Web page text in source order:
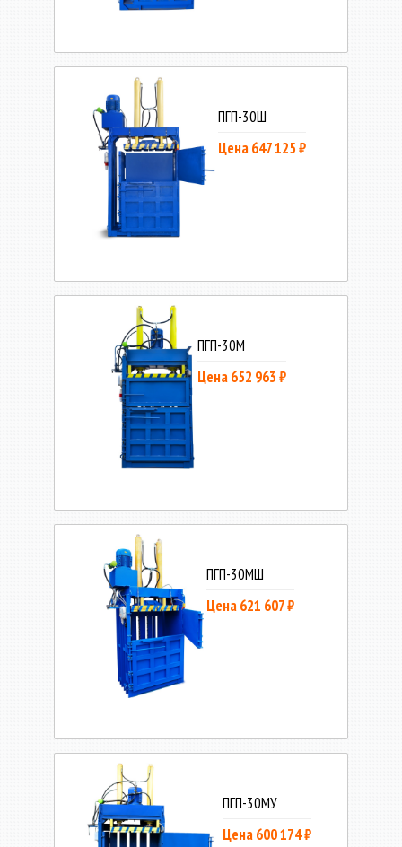
ПГП-30Ш
Цена 647 125 ₽
ПГП-30М
Цена 652 963 ₽
ПГП-30МШ
Цена 621 607 ₽
ПГП-30МУ
Цена 600 174 ₽